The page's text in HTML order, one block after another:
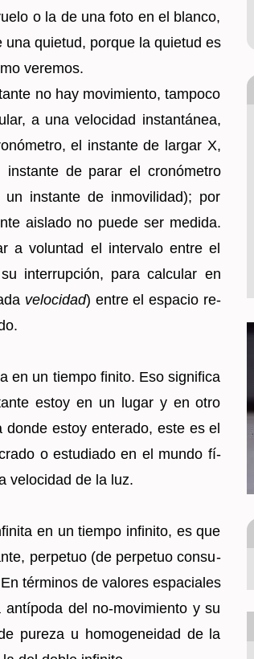
o la de una foto en el blan­co,
quie­tud, por­que la quie­tud es
ve­re­mos.
no hay mo­vi­mien­to, tam­po­co
a una ve­lo­ci­dad ins­tan­tá­nea,
el ins­tan­te de lar­gar X,
de parar el cro­nó­me­tro
un ins­tan­te de in­mo­vi­li­dad); por
ais­la­do no puede ser me­di­da.
a vo­lun­tad el in­ter­va­lo entre el
in­te­rrup­ción, para cal­cu­lar en
ve­lo­ci­dad) entre el es­pa­cio re­
en un tiem­po fi­ni­to. Eso sig­ni­fi­ca
estoy en un lugar y en otro
donde estoy en­te­ra­do, este es el
o es­tu­dia­do en el mundo fí­
ve­lo­ci­dad de la luz.
en un tiem­po in­fi­ni­to, es que
per­pe­tuo (de per­pe­tuo con­su­
tér­mi­nos de va­lo­res es­pa­cia­les
del no-mo­vi­mien­to y su
pu­re­za u ho­mo­ge­nei­dad de la